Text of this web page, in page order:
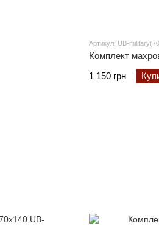
Артикул: UB-
Комплект
1 150 грн